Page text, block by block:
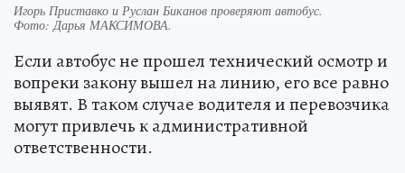
Игорь Приставко и Руслан Биканов проверяют автобус.
Фото:Дарья МАКСИМОВА.
Если автобус не прошел технический осмотр и
вопреки закону вышел на линию, его все равно
выявят. В таком случае водителя и перевозчика
могут привлечь к административной
ответственности.